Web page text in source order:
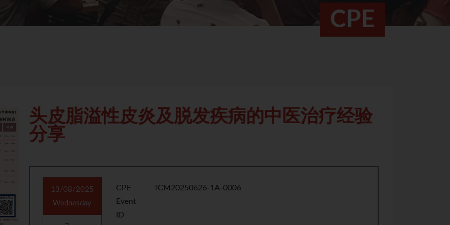
CPE
头皮脂溢性皮炎及脱发疾病的中医治疗经验
分享
13/08/2025
Wednesday
CPE
Event
ID
TCM20250626-1A-0006